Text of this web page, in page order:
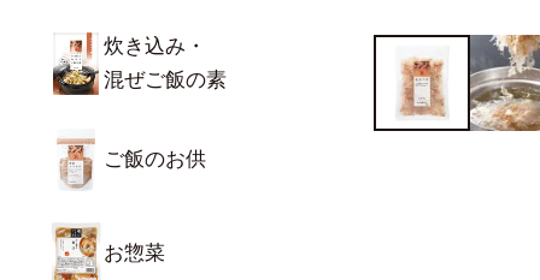
炊き込み・
混ぜご飯の素
ご飯のお供
お惣菜